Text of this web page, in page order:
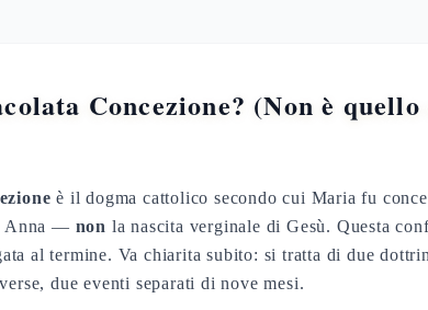
Concezione? (Non è
è il dogma cattolico secondo cui Maria fu
Anna — non la nascita verginale di Gesù. Questa
al termine. Va chiarita subito: si tratta di due
due eventi separati di nove mesi.